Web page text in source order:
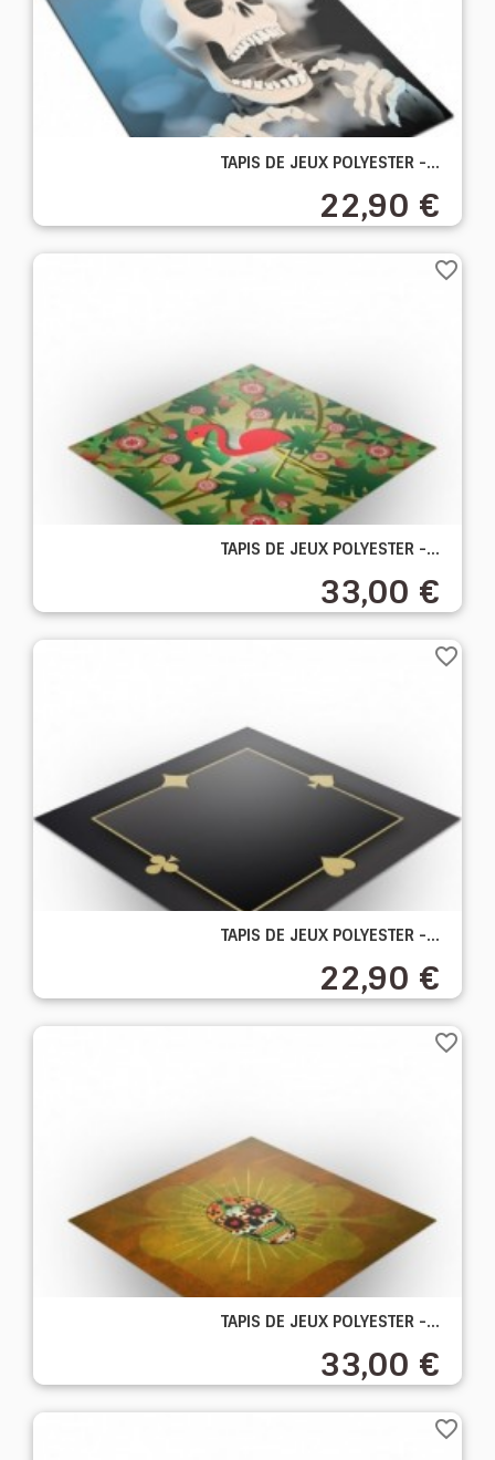
TAPIS DE JEUX POLYESTER -...
22,90 €
TAPIS DE JEUX POLYESTER -...
33,00 €
favorite_border
TAPIS DE JEUX POLYESTER -...
22,90 €
favorite_border
TAPIS DE JEUX POLYESTER -...
33,00 €
favorite_border
favorite_border